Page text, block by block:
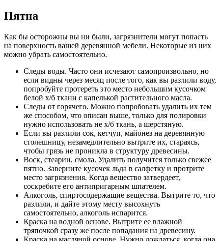
Пятна
Как бы осторожны вы ни были, загрязнители могут попасть
на поверхность вашей деревянной мебели. Некоторые из них
можно убрать самостоятельно.
Следы воды. Часто они исчезают самопроизвольно, но
если видны через месяц после того, как вы разлили воду,
попробуйте протереть это место небольшим кусочком
белой х/б ткани с капелькой растительного масла.
Следы от горячего. Можно попробовать удалить их тем
же способом, что описан выше, только для полировки
нужно использовать не х/б ткань, а шерстяную.
Если вы разлили сок, кетчуп, майонез на деревянную
столешницу, незамедлительно вытрите их, стараясь,
чтобы грязь не проникла в структуру древесины.
Воск, стеарин, смола. Удалить получится только свежее
пятно. Заверните кусочек льда в салфетку и протрите
место загрязнения. Когда вещество затвердеет,
соскребите его антипригарным шпателем.
Алкоголь, спиртосодержащие вещества. Вытрите то, что
разлили, и дайте этому месту высохнуть
самостоятельно, алкоголь испарится.
Краска на водной основе. Вытрите ее влажной
тряпочкой сразу же после попадания на древесину.